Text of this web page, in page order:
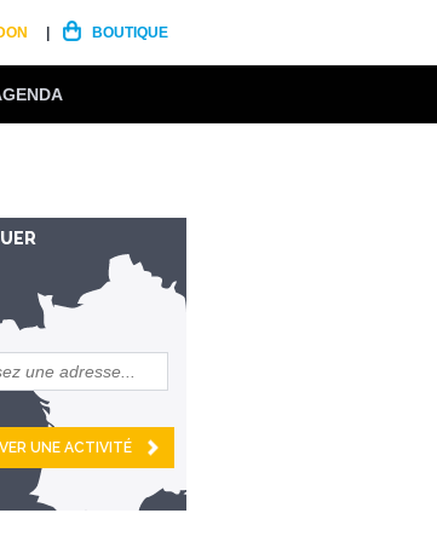
BOUTIQUE